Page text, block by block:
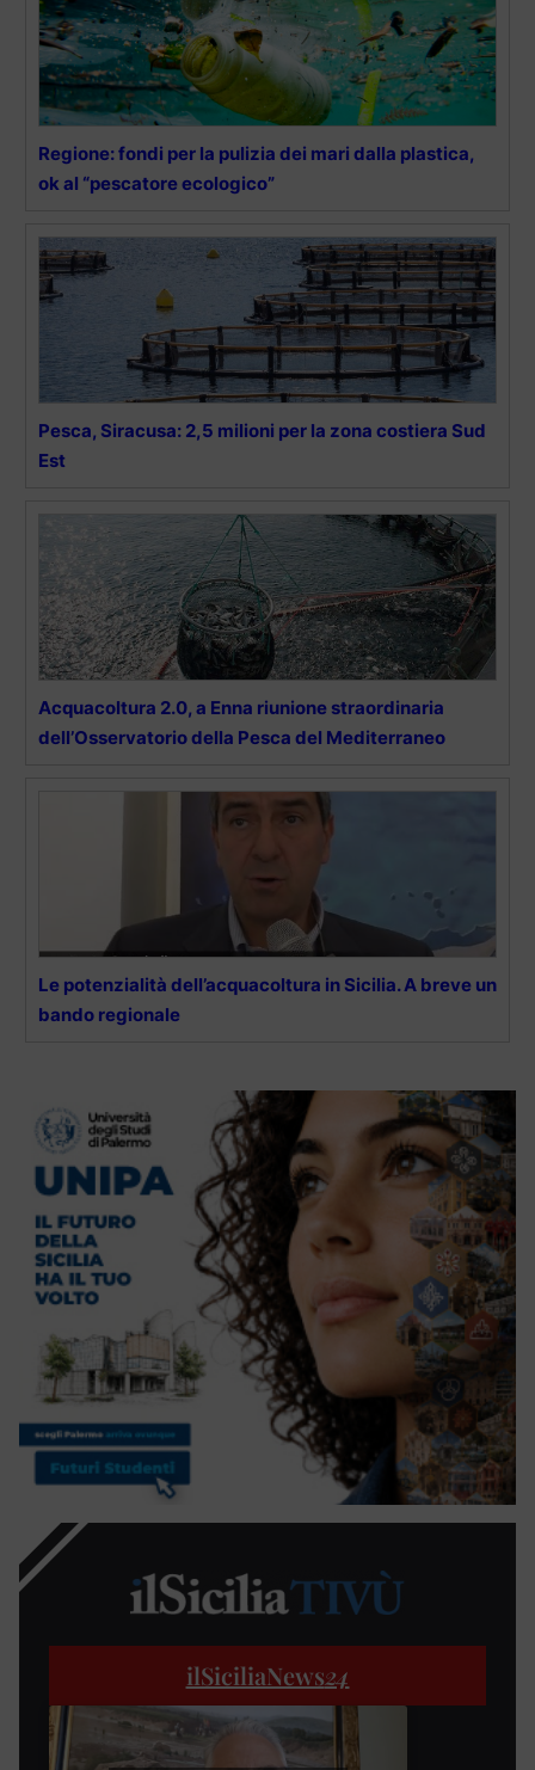
Regione: fondi per la pulizia dei mari dalla plastica,
ok al “pescatore ecologico”
Pesca, Siracusa: 2,5 milioni per la zona costiera Sud
Est
Acquacoltura 2.0, a Enna riunione straordinaria
dell’Osservatorio della Pesca del Mediterraneo
Le potenzialità dell’acquacoltura in Sicilia. A breve un
bando regionale
ilSiciliaNews24